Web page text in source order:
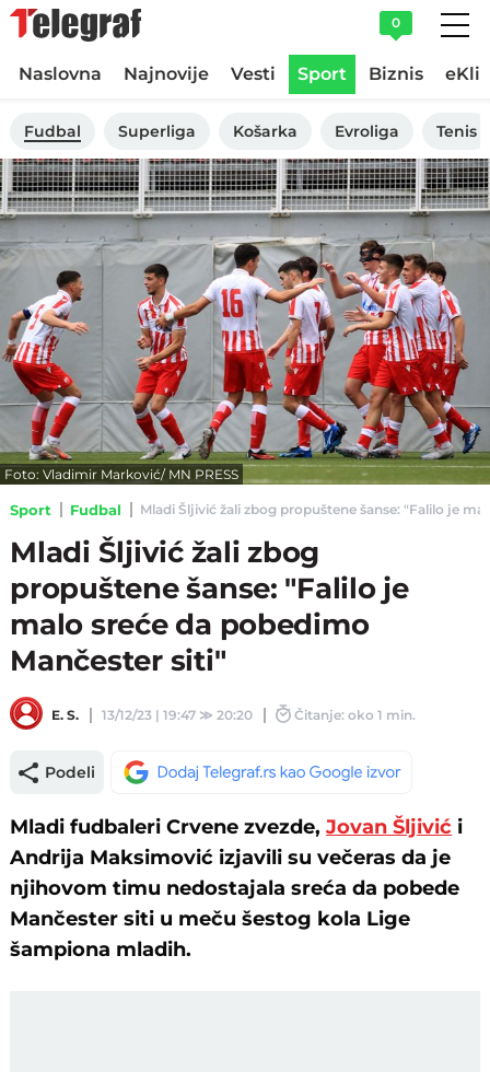
0
Naslovna Najnovije Vesti Sport Biznis
Fudbal Superliga Košarka Evroliga Tenis
Foto: Vladimir Marković/ MN PRESS
Sport Fudbal Mladi Šljivić žali zbog propuštene šanse: "Falilo je
Mladi Šljivić žali zbog
propuštene šanse: "Falilo je
malo sreće da pobedimo
Mančester siti"
E. S. 13/12/23 | 19:47 ≫20:20 Čitanje: oko 1 min.
Podeli
Mladi fudbaleri Crvene zvezde,Jovan Šljivić i
Andrija Maksimović izjavili su večeras da je
njihovom timu nedostajala sreća da pobede
Mančester siti u meču šestog kola Lige
šampiona mladih.